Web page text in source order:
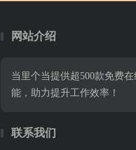
网站介绍
当里个当提供超500款免费
能，助力提升工作效率！
联系我们